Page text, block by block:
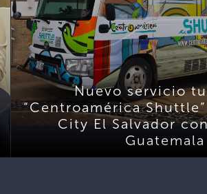
Nuevo servicio
“Centroamérica
City El Salvador
Guatemala